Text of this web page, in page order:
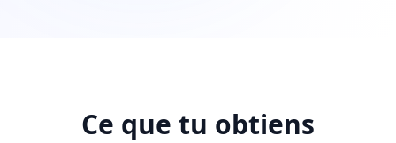
Ce que tu obtiens